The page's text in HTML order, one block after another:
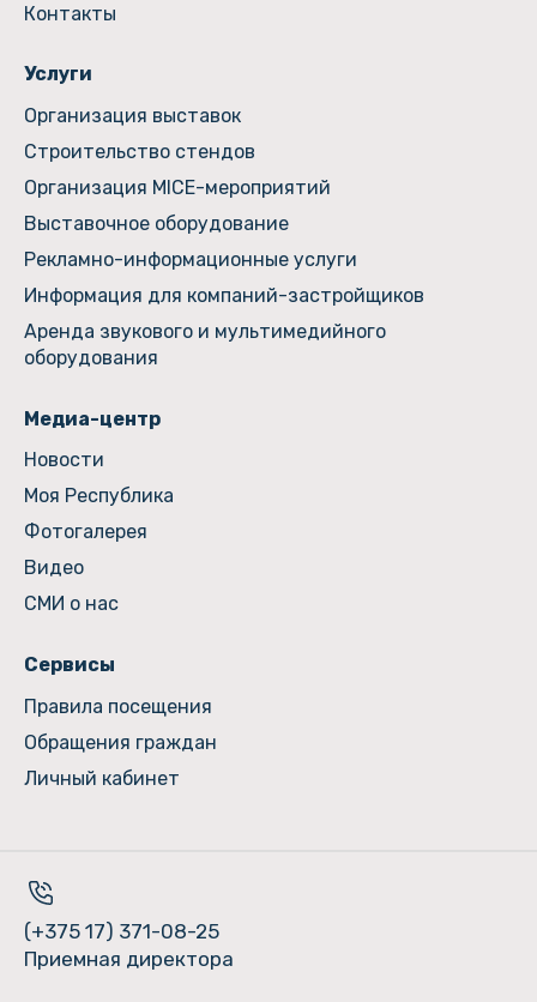
Контакты
Услуги
Организация выставок
Строительство стендов
Организация MICE-мероприятий
Выставочное оборудование
Рекламно-информационные услуги
Информация для компаний-застройщиков
Аренда звукового и мультимедийного
оборудования
Медиа-центр
Новости
Моя Республика
Фотогалерея
Видео
СМИ о нас
Сервисы
Правила посещения
Обращения граждан
Личный кабинет
(+375 17) 371-08-25
Приемная директора